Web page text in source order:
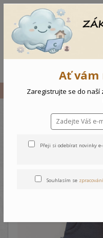
Vše Dětské tepláky -
Dětské
Ať vám
Zaregistrujte se do naší
Přeji si odebírat novinky
Souhlasím se